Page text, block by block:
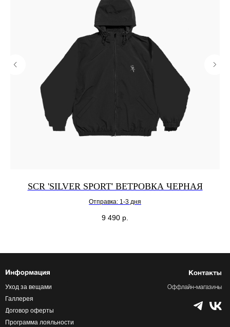
SCR 'SILVER SPORT' ВЕТРОВКА ЧЕРНАЯ
Отправка: 1-3 дня
9 490 р.
Программа лояльности
Договор оферты
Галлерея
Уход за вещами